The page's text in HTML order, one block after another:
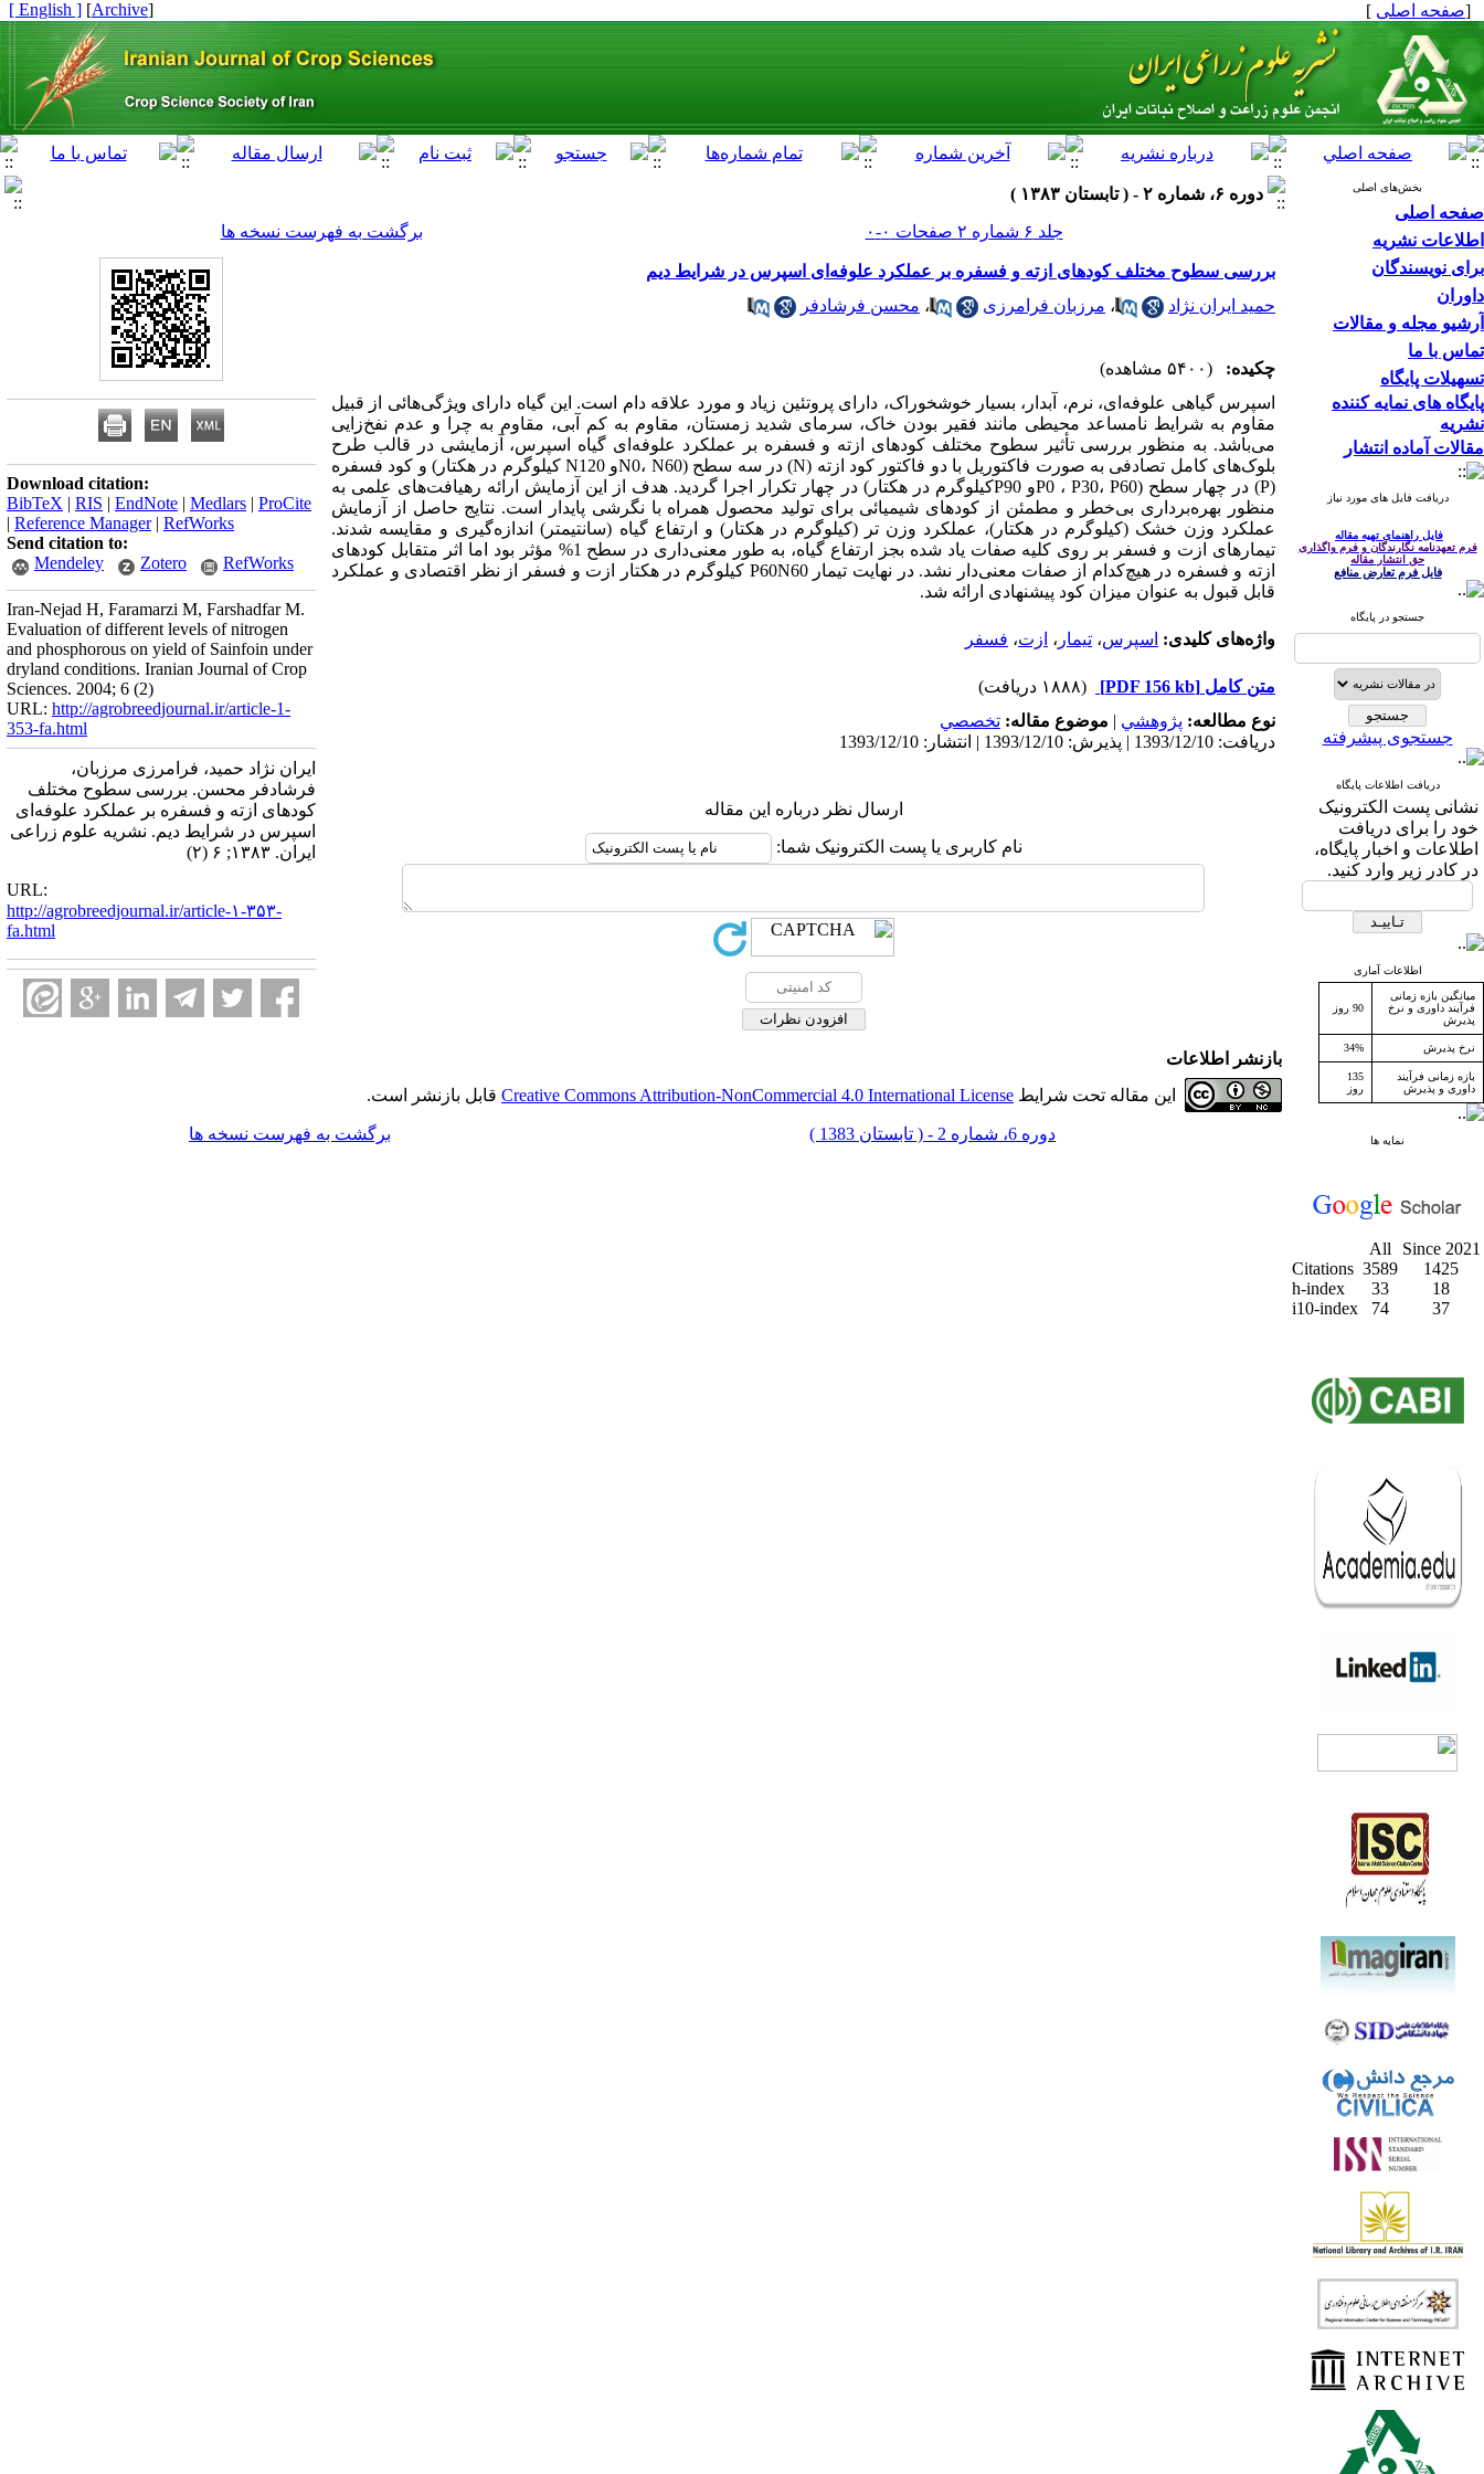
[صفحه اصلی ]
[
Archive
]
[ English ]
بخش‌های اصلی
صفحه اصلی
اطلاعات نشریه
برای نویسندگان
داوران
آرشیو مجله و مقالات
تماس با ما
تسهیلات پایگاه
پایگاه های نمایه کننده
نشریه
مقالات آماده انتشار
دریافت فایل های مورد نیاز
فایل راهنمای تهیه مقاله
فرم تعهدنامه نگارندگان و فرم واگذاری
حق انتشار مقاله
فایل فرم تعارض منافع
جستجو در پایگاه
جستجوی پیشرفته
دریافت اطلاعات پایگاه
نشانی پست الکترونیک
خود را برای دریافت
اطلاعات و اخبار پایگاه،
در کادر زیر وارد کنید.
اطلاعات آماری
میانگین بازه زمانی
فرآیند داوری و نرخ
پذیرش
90 روز
نرخ پذیرش 34%
بازه زمانی فرآیند
داوری و پذیرش
135
روز
نمایه ها
All
Since 2021
Citations 3589
1425
h-index
33
18
i10-index
74 37
دوره ۶، شماره ۲ - ( تابستان ۱۳۸۳ )
جلد ۶ شماره ۲ صفحات ۰-۰
برگشت به فهرست نسخه ها
بررسی سطوح مختلف کودهای ازته و فسفره بر عملکرد علوفه‌ای اسپرس در شرایط دیم
حمید ایران نژاد
، مرزبان فرامرزی ، محسن فرشادفر
چکیده:
(۵۴۰۰ مشاهده)
اسپرس گیاهی علوفه‌ای، نرم، آبدار، بسیار خوشخوراک، دارای پروتئین زیاد و مورد علاقه دام است. این گیاه دارای ویژگی‌هائی از قبیل
مقاوم به شرایط نامساعد محیطی مانند فقیر بودن خاک، سرمای شدید زمستان، مقاوم به کم آبی، مقاوم به چرا و عدم نفخ‌زایی
می‌باشد. به منظور بررسی تأثیر سطوح مختلف کودهای ازته و فسفره بر عملکرد علوفه‌ای گیاه اسپرس، آزمایشی در قالب طرح
بلوک‌های کامل تصادفی به صورت فاکتوریل با دو فاکتور کود ازته (N) در سه سطح (N0، N60و N120 کیلوگرم در هکتار) و کود فسفره
(P) در چهار سطح (P0 ، P30، P60و P90کیلوگرم در هکتار) در چهار تکرار اجرا گردید. هدف از این آزمایش ارائه رهیافت‌های علمی به
منظور بهره‌برداری بی‌خطر و مطمئن از کودهای شیمیائی برای تولید محصول همراه با نگرشی پایدار است. نتایج حاصل از آزمایش
عملکرد وزن خشک (کیلوگرم در هکتار)، عملکرد وزن تر (کیلوگرم در هکتار) و ارتفاع گیاه (سانتیمتر) اندازه‌گیری و مقایسه شدند.
تیمارهای ازت و فسفر بر روی کلیه صفات یاد شده بجز ارتفاع گیاه، به طور معنی‌داری در سطح 1% مؤثر بود اما اثر متقابل کودهای
ازته و فسفره در هیچ‌کدام از صفات معنی‌دار نشد. در نهایت تیمار P60N60 کیلوگرم در هکتار ازت و فسفر از نظر اقتصادی و عملکرد
قابل قبول به عنوان میزان کود پیشنهادی ارائه شد.
واژه‌های کلیدی: اسپرس، تیمار ، ازت، فسفر
متن کامل [PDF 156 kb]
(۱۸۸۸ دریافت)
نوع مطالعه: پژوهشي | موضوع مقاله: تخصصي
دریافت: 1393/12/10 | پذیرش: 1393/12/10 | انتشار: 1393/12/10
ارسال نظر درباره این مقاله
نام کاربری یا پست الکترونیک شما:
Download citation:
BibTeX | RIS | EndNote | Medlars | ProCite
| Reference Manager| RefWorks
Send citation to:
Mendeley
Zotero RefWorks
Iran-Nejad H, Faramarzi M, Farshadfar M.
Evaluation of different levels of nitrogen
and phosphorous on yield of Sainfoin under
dryland conditions. Iranian Journal of Crop
Sciences. 2004; 6 (2)
URL: http://agrobreedjournal.ir/article-1-
353-fa.html
ایران نژاد حمید، فرامرزی مرزبان،
فرشادفر محسن. بررسی سطوح مختلف
کودهای ازته و فسفره بر عملکرد علوفه‌ای
اسپرس در شرایط دیم. نشریه علوم زراعی
ایران. ۱۳۸۳; ۶ (۲)
URL:
http://agrobreedjournal.ir/article-۱-۳۵۳-
fa.html
بازنشر اطلاعات
این مقاله تحت شرایط Creative Commons Attribution-NonCommercial 4.0 International License قابل بازنشر است.
دوره 6، شماره 2 - ( تابستان 1383 ) برگشت به فهرست نسخه ها